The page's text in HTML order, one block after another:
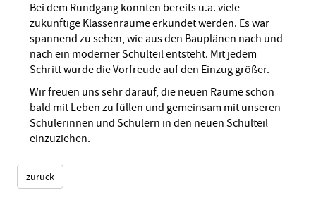
Bei dem Rundgang konnten bereits u.a. viele
zukünftige Klassenräume erkundet werden. Es war
spannend zu sehen, wie aus den Bauplänen nach und
nach ein moderner Schulteil entsteht. Mit jedem
Schritt wurde die Vorfreude auf den Einzug größer.
Wir freuen uns sehr darauf, die neuen Räume schon
bald mit Leben zu füllen und gemeinsam mit unseren
Schülerinnen und Schülern in den neuen Schulteil
einzuziehen.
zurück